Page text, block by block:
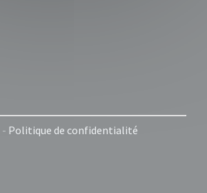
- Politique de confidentialité